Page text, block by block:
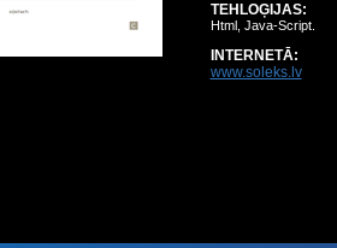
TEHLOĢIJAS:
Html, Java-Script.
INTERNETĀ:
www.soleks.lv